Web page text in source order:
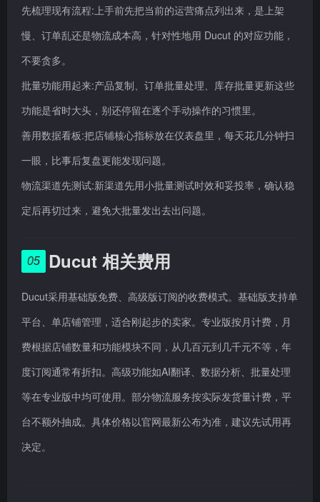
先梳理现有流程:上手前先把当前的运营痛点列出来，是上架
慢、订单乱还是物流成本高，针对性地用 Ducut 的对应功能，
不要贪多。
批量功能用起来:产品复制、订单批量处理、库存批量更新这些
功能是省时大头，别还停留在逐个手动操作的习惯里。
善用数据看板:把店铺核心指标放在仪表盘里，每天花几分钟扫
一眼，比事后复盘更能发现问题。
物流渠道先测试:新渠道先用小批量测试时效和妥投率，确认稳
定后再切过来，避免大批量发出去出问题。
05 Ducut 相关费用
Ducut采用基础版免费、高级版订阅的收费模式。基础版支持单
平台、单店铺管理，适合刚起步的卖家。专业版按月计费，月
费根据店铺数量和功能模块不同，从几百元到几千元不等，年
度订阅通常有折扣。高级功能如AI翻译、数据分析、批量处理
等在专业版中均可使用。部分物流服务按实际发货量计费，平
台不额外抽成。具体价格以官网最新公布为准，建议先试用再
决定。